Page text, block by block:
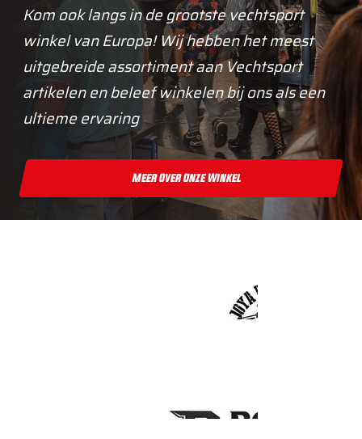
Kom ook langs in de grootste vechtsport
winkel van Europa! Wij hebben het meest
uitgebreide assortiment aan Vechtsport
artikelen en beleef winkelen bij ons als een
ultieme ervaring
Meer Over Onze Winkel